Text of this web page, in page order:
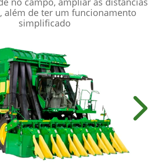
além de ter um funcionamento
simplificado